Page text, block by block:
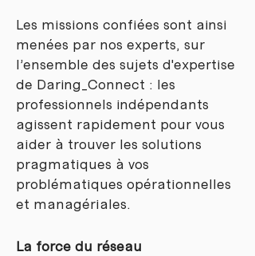
Les missions confiées sont ainsi
menées par nos experts, sur
l’ensemble des sujets d'expertise
de Daring_Connect : les
professionnels indépendants
agissent rapidement pour vous
aider à trouver les solutions
pragmatiques à vos
problématiques opérationnelles
et managériales.
La force du réseau